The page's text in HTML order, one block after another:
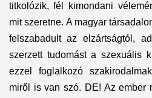
titkolózik, fél kimondani
mit szeretne. A magyar
felszabadult az elzártságtól,
szerzett tudomást a szexuális
ezzel foglalkozó
miről is van szó. DE! Az ember